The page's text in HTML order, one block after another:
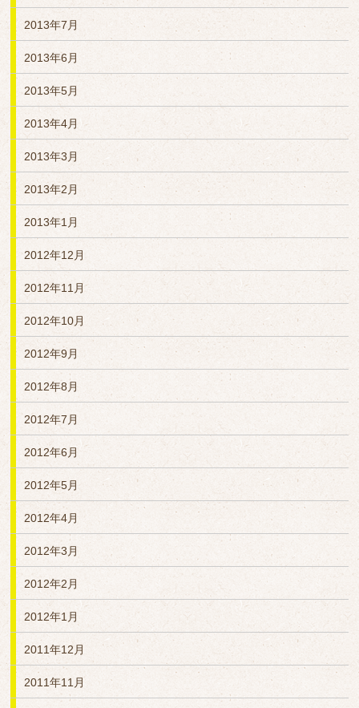
2013年7月
2013年6月
2013年5月
2013年4月
2013年3月
2013年2月
2013年1月
2012年12月
2012年11月
2012年10月
2012年9月
2012年8月
2012年7月
2012年6月
2012年5月
2012年4月
2012年3月
2012年2月
2012年1月
2011年12月
2011年11月